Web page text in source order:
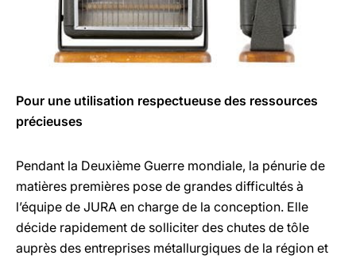
Pour une utilisation respectueuse des ressources
précieuses
Pendant la Deuxième Guerre mondiale, la pénurie de
matières premières pose de grandes difficultés à
l’équipe de JURA en charge de la conception. Elle
décide rapidement de solliciter des chutes de tôle
auprès des entreprises métallurgiques de la région et